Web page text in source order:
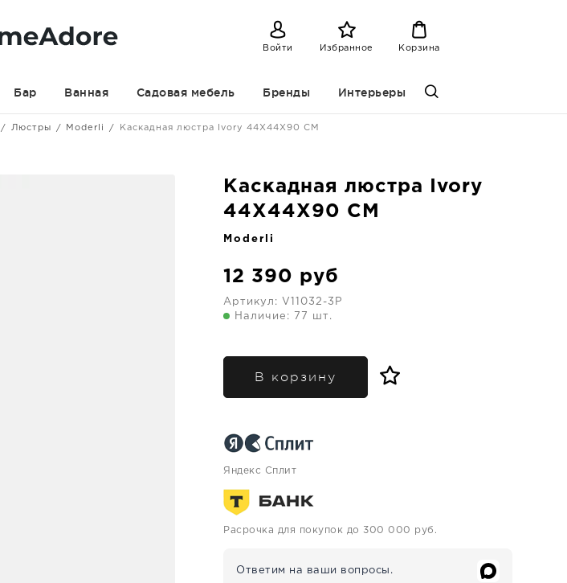
Войти Избранное Корзина
Бар Ванная Садовая мебель Бренды Интерьеры
Люстры Moderli Каскадная люстра Ivory 44X44X90 CM
Каскадная люстра Ivory
44X44X90 CM
Moderli
12 390 руб
Артикул: V11032-3P
Наличие: 77 шт.
В корзину
Яндекс Сплит
Расрочка для покупок до 300 000 руб.
Ответим на ваши вопросы.